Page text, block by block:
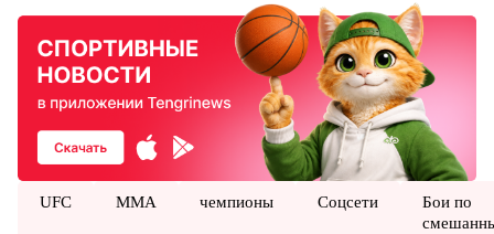
UFC MMA чемпионы Соцсети
Бои по